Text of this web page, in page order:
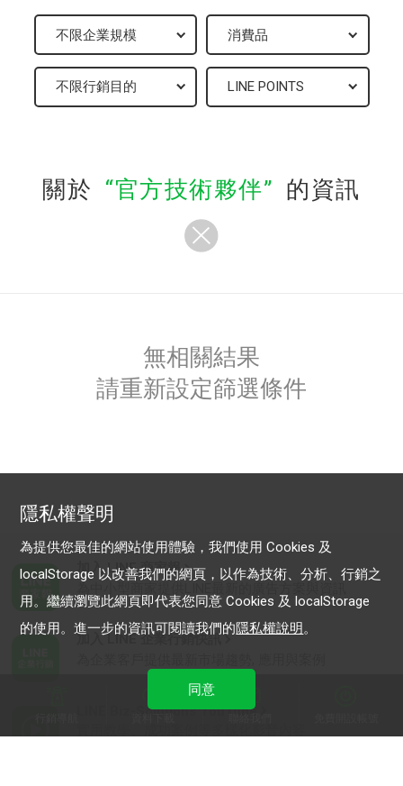
關於 官方技術夥伴 的資訊
無相關結果
請重新設定篩選條件
加入 LINE 商家報
加入 LINE 企業行銷快訊
LINE Biz-Solutions YouTube
隱私權聲明
為提供您最佳的網站使用體驗，我們使用 Cookies 及
localStorage 以改善我們的網頁，以作為技術、分析、行銷之
用。繼續瀏覽此網頁即代表您同意 Cookies 及 localStorage
的使用。進一步的資訊可閱讀我們的隱私權說明。
同意